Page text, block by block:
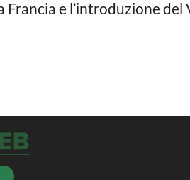
Francia e l’introduzione del